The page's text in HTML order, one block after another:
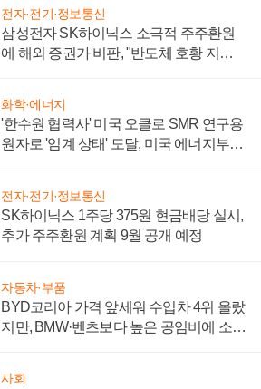
전자·전기·정보통신
삼성전자 SK하이닉스 소극적 주주환원
에 해외 증권가 비판, "반도체 호황 지속
화학·에너지
'한수원 협력사' 미국 오클로 SMR 연구용
원자로 '임계 상태' 도달, 미국 에너지부
전자·전기·정보통신
SK하이닉스 1주당 375원 현금배당 실시,
추가 주주환원 계획 9월 공개 예정
자동차·부품
BYD코리아 가격 앞세워 수입차 4위 올랐
지만, BMW·벤츠보다 높은 공임비에 소비
사회